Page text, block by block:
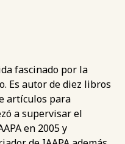
fascinado por la
Es autor de diez libros
artículos para
a supervisar el
en 2005 y